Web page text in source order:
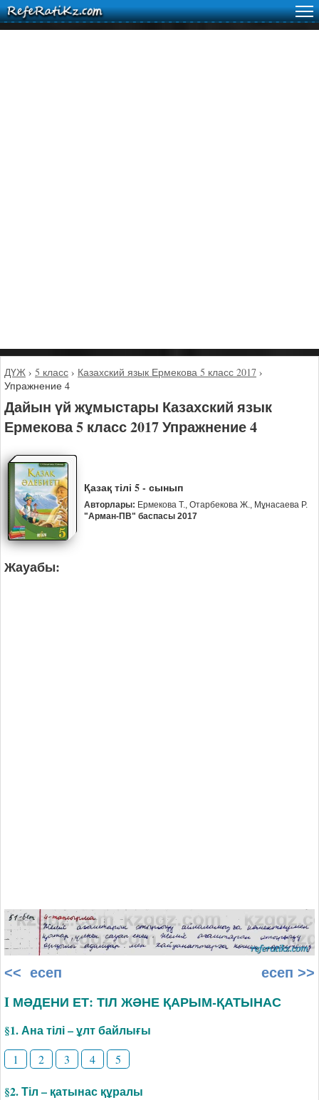
ДҮЖ › 5 класс › Казахский язык Ермекова 5 класс 2017 ›
Упражнение 4
Дайын үй жұмыстары Казахский язык
Ермекова 5 класс 2017 Упражнение 4
Қазақ тілі 5 - сынып
Авторлары: Ермекова Т., Отарбекова Ж., Мұнасаева Р.
"Арман-ПВ" баспасы 2017
Жауабы:
<< есеп есеп >>
I МӘДЕНИ ЕТ: ТІЛ ЖӘНЕ ҚАРЫМ-ҚАТЫНАС
§1. Ана тілі – ұлт байлығы
1 2 3 4 5
§2. Тіл – қатынас құралы